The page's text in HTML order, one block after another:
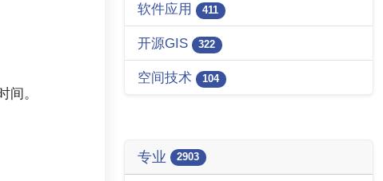
。
软件应用 411
开源GIS 322
空间技术 104
专业 2903